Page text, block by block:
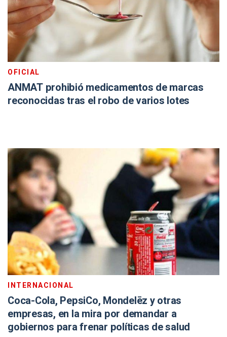
OFICIAL
ANMAT prohibió medicamentos de marcas
reconocidas tras el robo de varios lotes
INTERNACIONAL
Coca-Cola, PepsiCo, Mondelēz y otras
empresas, en la mira por demandar a
gobiernos para frenar políticas de salud